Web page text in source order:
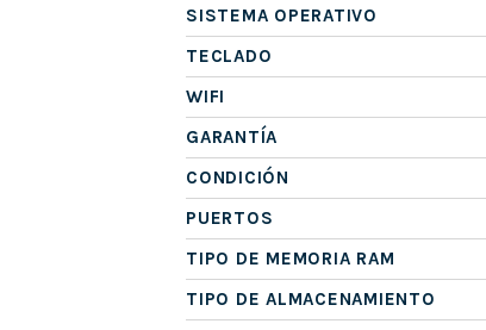
SISTEMA OPERATIVO
TECLADO
WIFI
GARANTÍA
CONDICIÓN
PUERTOS
TIPO DE MEMORIA RAM
TIPO DE ALMACENAMIENTO